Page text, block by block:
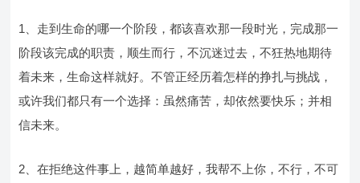
1、走到生命的哪一个阶段，都该喜欢那一段时光，完成那一
阶段该完成的职责，顺生而行，不沉迷过去，不狂热地期待
着未来，生命这样就好。不管正经历着怎样的挣扎与挑战，
或许我们都只有一个选择：虽然痛苦，却依然要快乐；并相
信未来。
2、在拒绝这件事上，越简单越好，我帮不上你，不行，不可